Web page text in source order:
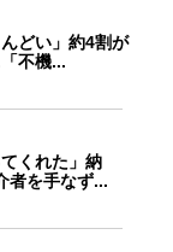
どい」約4割が
不機...
くれた」納
者を手なず...